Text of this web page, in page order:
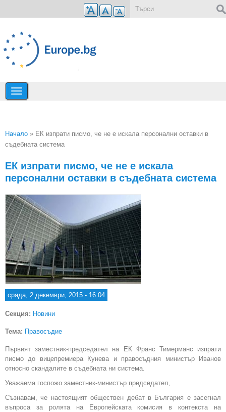
Премини към основното съдържание
Вие сте тук
Начало » ЕК изпрати писмо, че не е искала персонални оставки в
съдебната система
ЕК изпрати писмо, че не е искала
персонални оставки в съдебната система
сряда, 2 декември, 2015 - 16:04
Секция: Новини
Тема: Правосъдие
Първият заместник-председател на ЕК Франс Тимерманс изпрати
писмо до вицепремиера Кунева и правосъдния министър Иванов
относно скандалите в съдебната ни система.
Уважаема госпожо заместник-министър председател,
Съзнавам, че настоящият обществен дебат в България е засегнал
въпроса за ролята на Европейската комисия в контекста на